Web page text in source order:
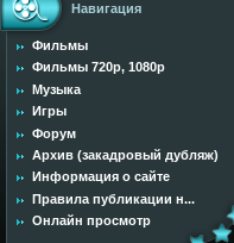
Навигация
Фильмы
Фильмы 720p, 1080p
Музыка
Игры
Форум
Архив (закадровый дубляж)
Информация о сайте
Правила публикации н...
Онлайн просмотр